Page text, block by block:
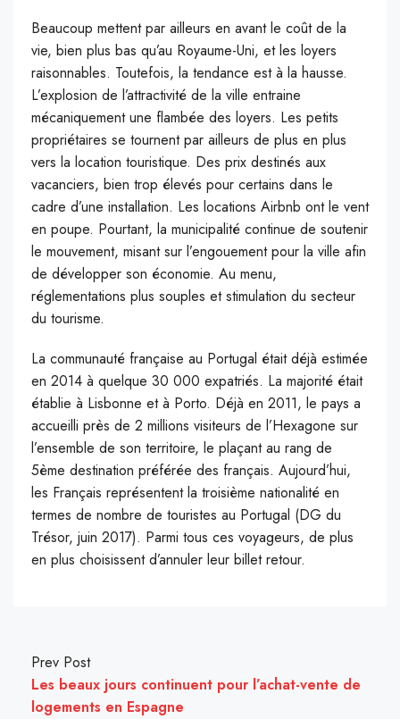
Beaucoup mettent par ailleurs en avant le coût de la
vie, bien plus bas qu’au Royaume-Uni, et les loyers
raisonnables. Toutefois, la tendance est à la hausse.
L’explosion de l’attractivité de la ville entraine
mécaniquement une flambée des loyers. Les petits
propriétaires se tournent par ailleurs de plus en plus
vers la location touristique. Des prix destinés aux
vacanciers, bien trop élevés pour certains dans le
cadre d’une installation. Les locations Airbnb ont le vent
en poupe. Pourtant, la municipalité continue de soutenir
le mouvement, misant sur l’engouement pour la ville afin
de développer son économie. Au menu,
réglementations plus souples et stimulation du secteur
du tourisme.
La communauté française au Portugal était déjà estimée
en 2014 à quelque 30 000 expatriés. La majorité était
établie à Lisbonne et à Porto. Déjà en 2011, le pays a
accueilli près de 2 millions visiteurs de l’Hexagone sur
l’ensemble de son territoire, le plaçant au rang de
5ème destination préférée des français. Aujourd’hui,
les Français représentent la troisième nationalité en
termes de nombre de touristes au Portugal (DG du
Trésor, juin 2017). Parmi tous ces voyageurs, de plus
en plus choisissent d’annuler leur billet retour.
Prev Post
Les beaux jours continuent pour l’achat-vente de
logements en Espagne